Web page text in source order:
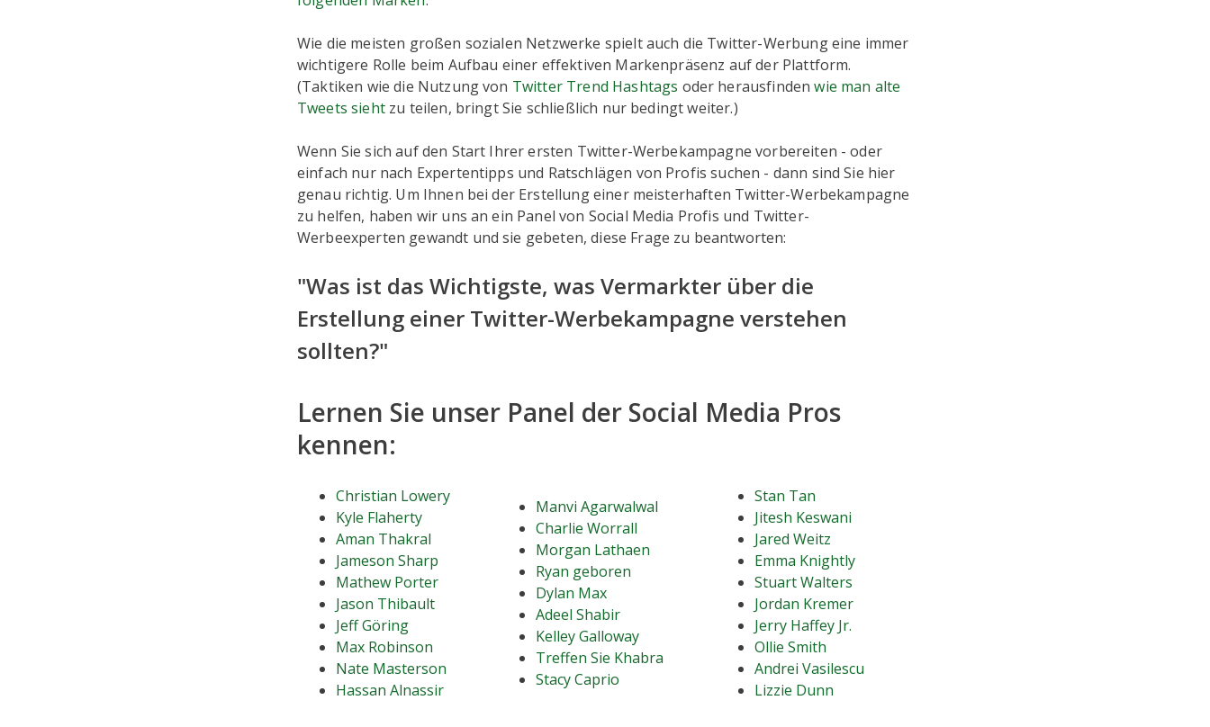
Wie die meisten großen sozialen Netzwerke spielt auch die Twitter-Werbung eine immer
wichtigere Rolle beim Aufbau einer effektiven Markenpräsenz auf der Plattform.
(Taktiken wie die Nutzung von Twitter Trend Hashtags oder herausfindenwie man alte
Tweets siehtzu teilen, bringt Sie schließlich nur bedingt weiter.)
Wenn Sie sich auf den Start Ihrer ersten Twitter-Werbekampagne vorbereiten - oder
einfach nur nach Expertentipps und Ratschlägen von Profis suchen - dann sind Sie hier
genau richtig. Um Ihnen bei der Erstellung einer meisterhaften Twitter-Werbekampagne
zu helfen, haben wir uns an ein Panel von Social Media Profis und Twitter-
Werbeexperten gewandt und sie gebeten, diese Frage zu beantworten:
"Was ist das Wichtigste, was Vermarkter über die
Erstellung einer Twitter-Werbekampagne verstehen
sollten?"
Lernen Sie unser Panel der Social Media Pros
kennen:
Christian Lowery
Kyle Flaherty
Aman Thakral
Jameson Sharp
Mathew Porter
Jason Thibault
Jeff Göring
Max Robinson
Nate Masterson
Hassan Alnassir
Manvi Agarwalwal
Charlie Worrall
Morgan Lathaen
Ryan geboren
Dylan Max
Adeel Shabir
Kelley Galloway
Treffen Sie Khabra
Stacy Caprio
Stan Tan
Jitesh Keswani
Jared Weitz
Emma Knightly
Stuart Walters
Jordan Kremer
Jerry Haffey Jr.
Ollie Smith
Andrei Vasilescu
Lizzie Dunn